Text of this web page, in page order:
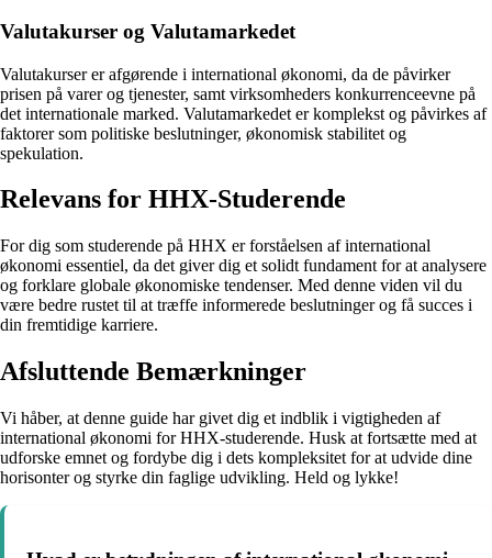
Valutakurser og Valutamarkedet
Valutakurser er afgørende i international økonomi, da de påvirker
prisen på varer og tjenester, samt virksomheders konkurrenceevne på
det internationale marked. Valutamarkedet er komplekst og påvirkes af
faktorer som politiske beslutninger, økonomisk stabilitet og
spekulation.
Relevans for HHX-Studerende
For dig som studerende på HHX er forståelsen af international
økonomi essentiel, da det giver dig et solidt fundament for at analysere
og forklare globale økonomiske tendenser. Med denne viden vil du
være bedre rustet til at træffe informerede beslutninger og få succes i
din fremtidige karriere.
Afsluttende Bemærkninger
Vi håber, at denne guide har givet dig et indblik i vigtigheden af
international økonomi for HHX-studerende. Husk at fortsætte med at
udforske emnet og fordybe dig i dets kompleksitet for at udvide dine
horisonter og styrke din faglige udvikling. Held og lykke!